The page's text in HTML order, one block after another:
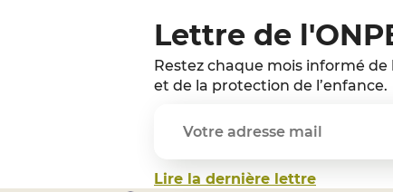
Lettre de
Restez chaque mois informé de
et de la protection de l’enfance.
Lire la dernière lettre